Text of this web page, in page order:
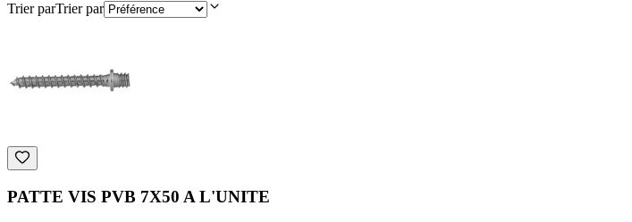
Trier parTrier par
PATTE VIS PVB 7X50 A L'UNITE